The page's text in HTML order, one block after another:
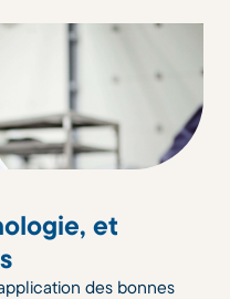
et
des bonnes